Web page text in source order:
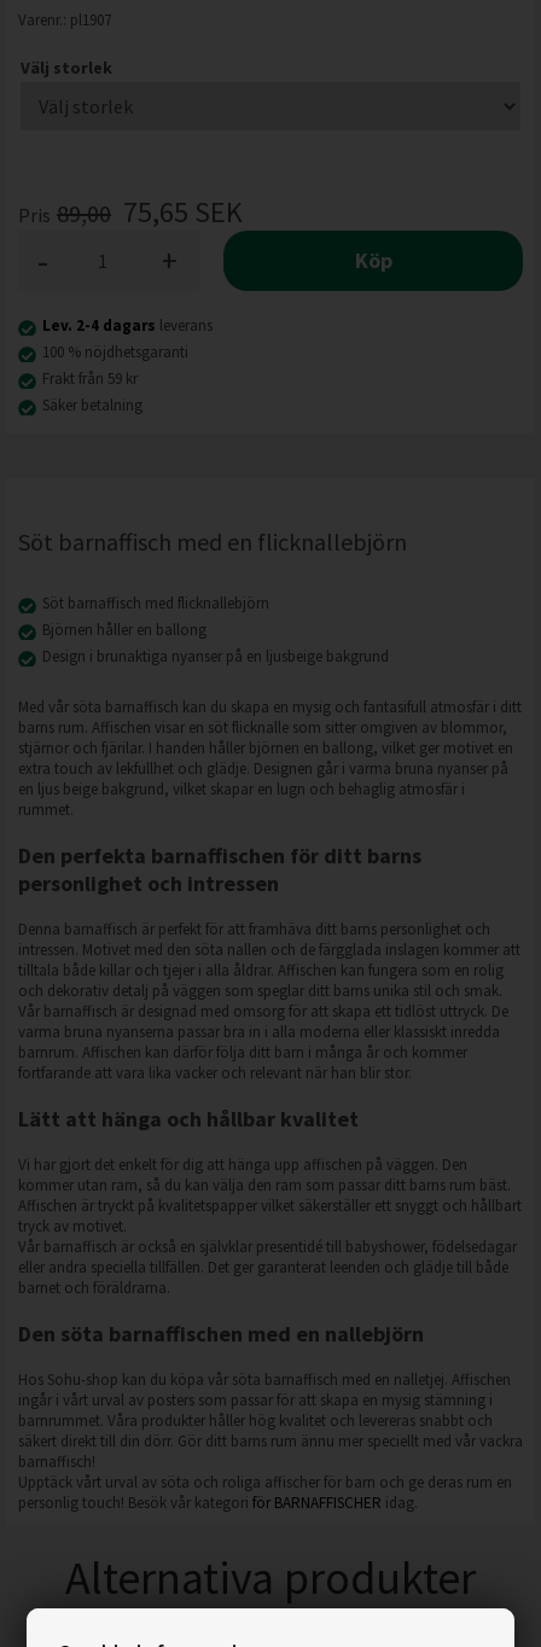
Varenr.: pl1907
Välj storlek
Pris 89,00 75,65 SEK
+
- Köp
Lev. 2-4 dagars leverans
100 % nöjdhetsgaranti
Frakt från 59 kr
Säker betalning
Söt barnaffisch med en flicknallebjörn
Söt barnaffisch med flicknallebjörn
Björnen håller en ballong
Design i brunaktiga nyanser på en ljusbeige bakgrund
Med vår söta barnaffisch kan du skapa en mysig och fantasifull atmosfär i ditt
barns rum. Affischen visar en söt flicknalle som sitter omgiven av blommor,
stjärnor och fjärilar. I handen håller björnen en ballong, vilket ger motivet en
extra touch av lekfullhet och glädje. Designen går i varma bruna nyanser på
en ljus beige bakgrund, vilket skapar en lugn och behaglig atmosfär i
rummet.
Den perfekta barnaffischen för ditt barns
personlighet och intressen
Denna barnaffisch är perfekt för att framhäva ditt barns personlighet och
intressen. Motivet med den söta nallen och de färgglada inslagen kommer att
tilltala både killar och tjejer i alla åldrar. Affischen kan fungera som en rolig
och dekorativ detalj på väggen som speglar ditt barns unika stil och smak.
Vår barnaffisch är designad med omsorg för att skapa ett tidlöst uttryck. De
varma bruna nyanserna passar bra in i alla moderna eller klassiskt inredda
barnrum. Affischen kan därför följa ditt barn i många år och kommer
fortfarande att vara lika vacker och relevant när han blir stor.
Lätt att hänga och hållbar kvalitet
Vi har gjort det enkelt för dig att hänga upp affischen på väggen. Den
kommer utan ram, så du kan välja den ram som passar ditt barns rum bäst.
Affischen är tryckt på kvalitetspapper vilket säkerställer ett snyggt och hållbart
tryck av motivet.
Vår barnaffisch är också en självklar presentidé till babyshower, födelsedagar
eller andra speciella tillfällen. Det ger garanterat leenden och glädje till både
barnet och föräldrarna.
Den söta barnaffischen med en nallebjörn
Hos Sohu-shop kan du köpa vår söta barnaffisch med en nalletjej. Affischen
ingår i vårt urval av posters som passar för att skapa en mysig stämning i
barnrummet. Våra produkter håller hög kvalitet och levereras snabbt och
säkert direkt till din dörr. Gör ditt barns rum ännu mer speciellt med vår vackra
barnaffisch!
Upptäck vårt urval av söta och roliga affischer för barn och ge deras rum en
personlig touch! Besök vår kategori för BARNAFFISCHER idag.
Alternativa produkter